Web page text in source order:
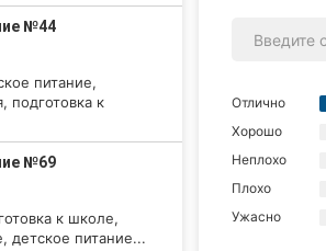
№44
питание,
подготовка к
№69
к школе,
детское питание...
Отлично
Хорошо
Неплохо
Плохо
Ужасно